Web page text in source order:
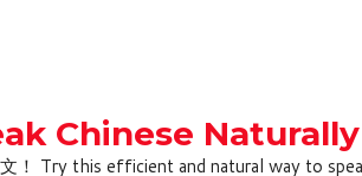
Chinese Naturally
！ Try this efficient and natural way to